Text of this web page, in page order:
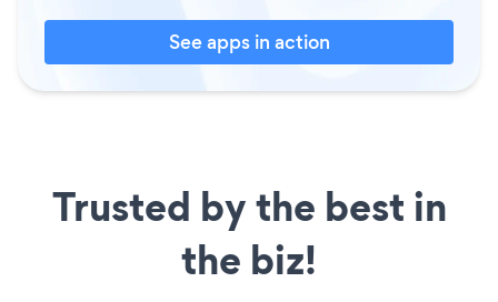
See apps in action
Trusted by the best in
the biz!